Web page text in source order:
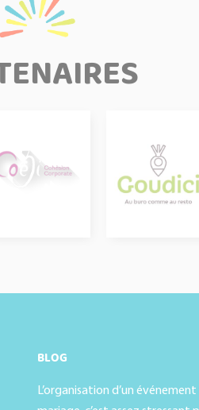
BLOG
L’organisation d’un événement